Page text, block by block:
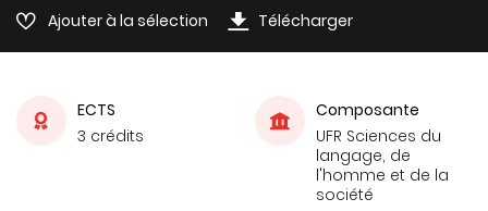
Ajouter à la sélection Télécharger
ECTS
3 crédits
Composante
UFR Sciences du
langage, de
l'homme et de la
société